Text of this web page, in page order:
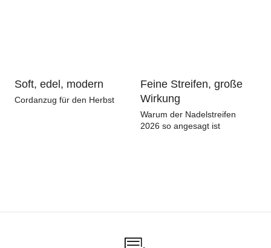
Soft, edel, modern
Cordanzug für den Herbst
Feine Streifen, große
Wirkung
Warum der Nadelstreifen
2026 so angesagt ist